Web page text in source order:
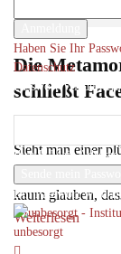
Haben Sie Ihr
Datenschutz
Passwort-
Ihre E-Mail-Adresse
Ein Passwort wird
unbesorgt
Die
schließt
Sieht man einer
systematisch und
kaum glauben,
Weiterlesen